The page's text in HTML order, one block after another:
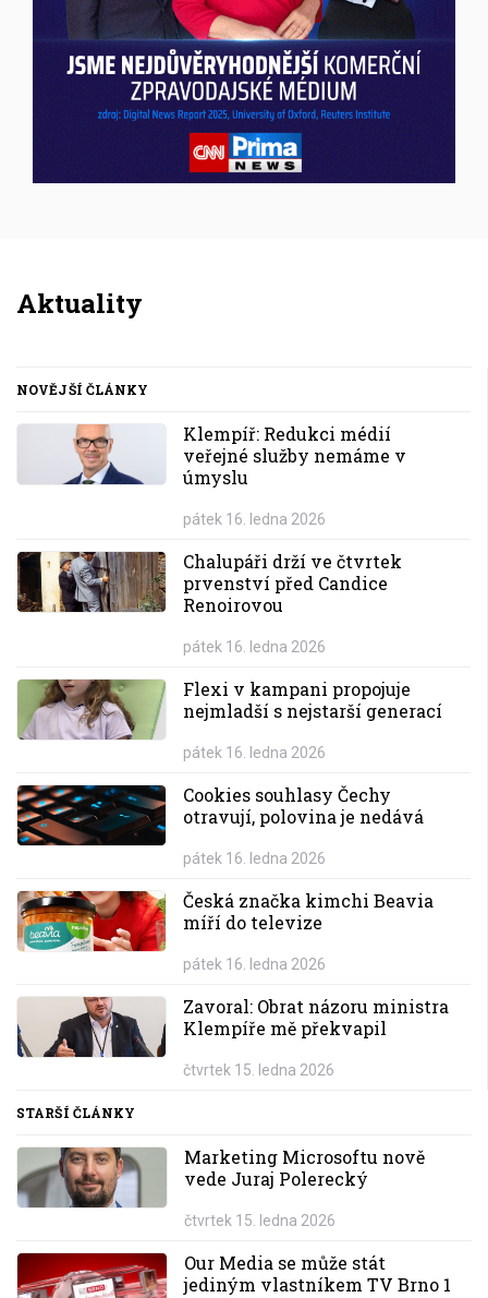
Aktuality
NOVĚJŠÍ ČLÁNKY
Klempíř: Redukci médií
veřejné služby nemáme v
úmyslu
pátek 16. ledna 2026
Chalupáři drží ve čtvrtek
prvenství před Candice
Renoirovou
pátek 16. ledna 2026
Flexi v kampani propojuje
nejmladší s nejstarší generací
pátek 16. ledna 2026
Cookies souhlasy Čechy
otravují, polovina je nedává
pátek 16. ledna 2026
Česká značka kimchi Beavia
míří do televize
pátek 16. ledna 2026
Zavoral: Obrat názoru ministra
Klempíře mě překvapil
čtvrtek 15. ledna 2026
STARŠÍ ČLÁNKY
Marketing Microsoftu nově
vede Juraj Polerecký
čtvrtek 15. ledna 2026
Our Media se může stát
jediným vlastníkem TV Brno 1